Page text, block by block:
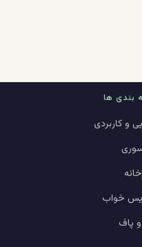
بندی ها
و کاربردی
خواب
پاف